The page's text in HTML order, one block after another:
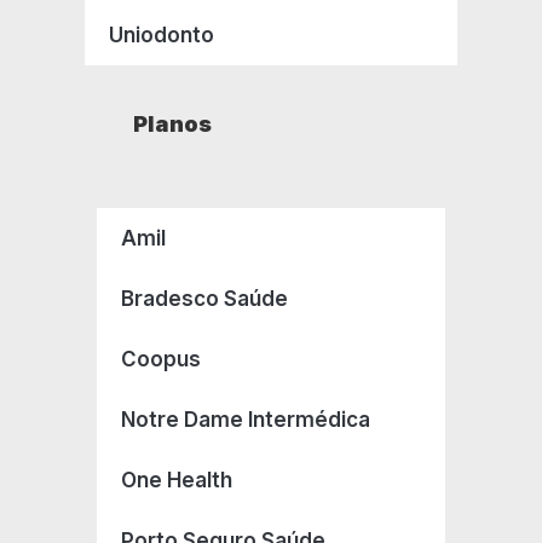
Uniodonto
Planos
Amil
Bradesco Saúde
Coopus
Notre Dame Intermédica
One Health